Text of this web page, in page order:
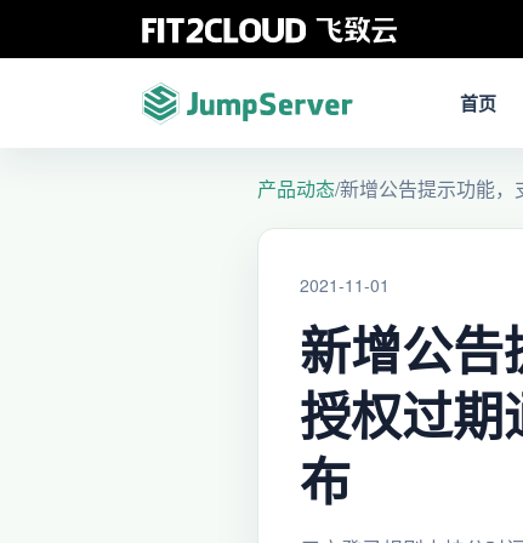
首页
产品动态/新增公告提示功能，
2021-11-01
新增公告
授权过
布